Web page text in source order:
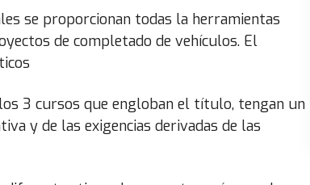
se proporcionan todas la herramientas
de completado de vehículos. El
3 cursos que engloban el título, tengan un
y de las exigencias derivadas de las